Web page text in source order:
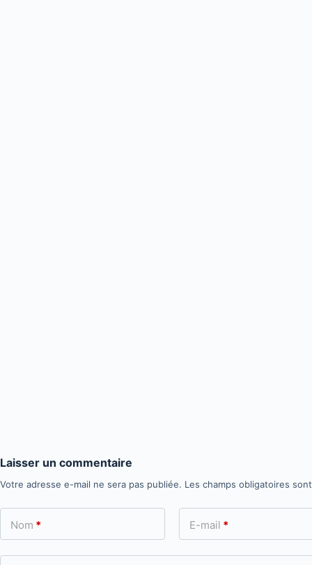
Laisser un commentaire
Votre adresse e-mail ne sera pas publiée. Les champs obligatoires
Nom * E-mail *